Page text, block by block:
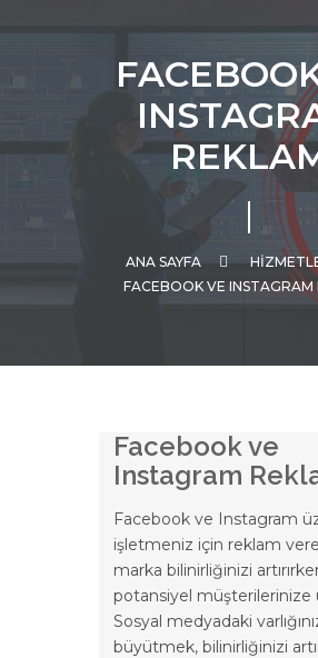
ANA SAYFA
FACEBOOK VE INSTAGRAM
Facebook ve
Instagram
Facebook ve Instagram
işletmeniz için reklam
marka bilinirliğinizi
potansiyel müşterilerinize
Sosyal medyadaki
büyütmek, bilinirliğinizi